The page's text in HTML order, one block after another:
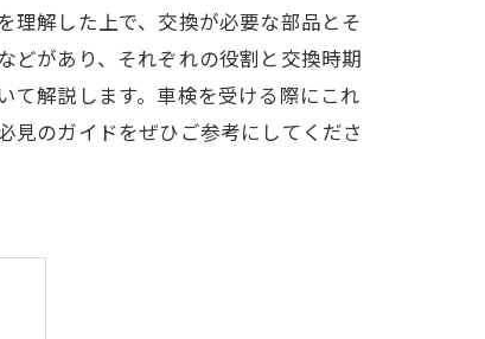
理解した上で、交換が必要な部品とそ
どがあり、それぞれの役割と交換時期
て解説します。車検を受ける際にこれ
見のガイドをぜひご参考にしてくださ